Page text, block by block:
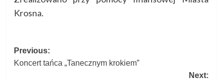
Krosna.
Post
navigation
Previous:
Koncert tańca „Tanecznym krokiem”
Next: